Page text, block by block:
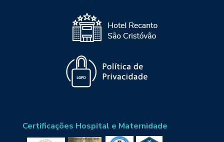
Certificações Hospital e Maternidade